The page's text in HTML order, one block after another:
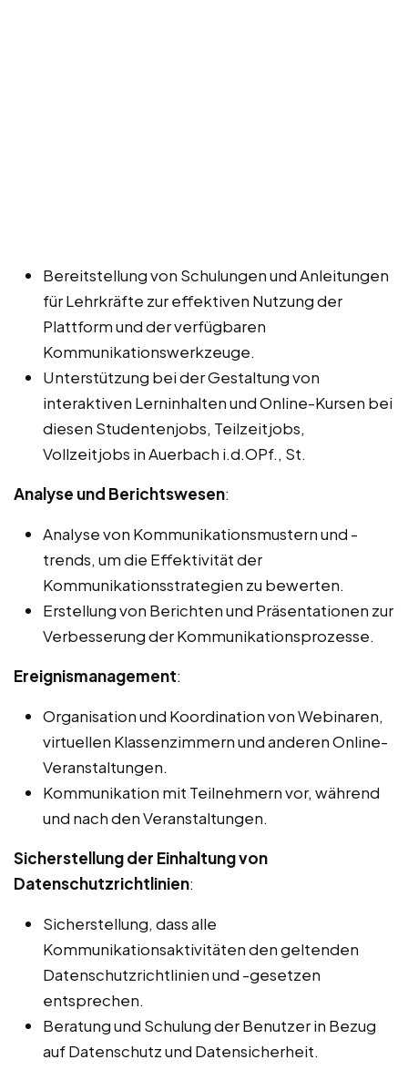
Bereitstellung von Schulungen und Anleitungen
für Lehrkräfte zur effektiven Nutzung der
Plattform und der verfügbaren
Kommunikationswerkzeuge.
Unterstützung bei der Gestaltung von
interaktiven Lerninhalten und Online-Kursen bei
diesen Studentenjobs, Teilzeitjobs,
Vollzeitjobs in Auerbach i.d.OPf., St.
Analyse und Berichtswesen:
Analyse von Kommunikationsmustern und -
trends, um die Effektivität der
Kommunikationsstrategien zu bewerten.
Erstellung von Berichten und Präsentationen zur
Verbesserung der Kommunikationsprozesse.
Ereignismanagement:
Organisation und Koordination von Webinaren,
virtuellen Klassenzimmern und anderen Online-
Veranstaltungen.
Kommunikation mit Teilnehmern vor, während
und nach den Veranstaltungen.
Sicherstellung der Einhaltung von
Datenschutzrichtlinien:
Sicherstellung, dass alle
Kommunikationsaktivitäten den geltenden
Datenschutzrichtlinien und -gesetzen
entsprechen.
Beratung und Schulung der Benutzer in Bezug
auf Datenschutz und Datensicherheit.